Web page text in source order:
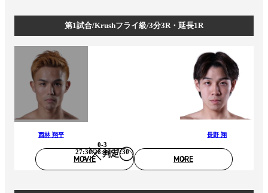
第1試合/Krushフライ級/3分3R・延長1R
西林 翔平
判定
0-3
27:30/28:30/27:30
長野 翔
MOVIE MORE